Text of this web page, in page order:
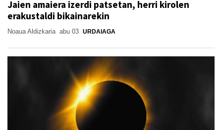
Jaien amaiera izerdi patsetan, herri kirolen
erakustaldi bikainarekin
Noaua Aldizkaria abu 03 URDAIAGA